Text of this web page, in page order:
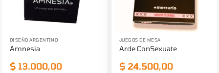
DISEÑO ARGENTINO
Amnesia
$ 13.000,00
JUEGOS DE MESA
Arde ConSexuate
$ 24.500,00